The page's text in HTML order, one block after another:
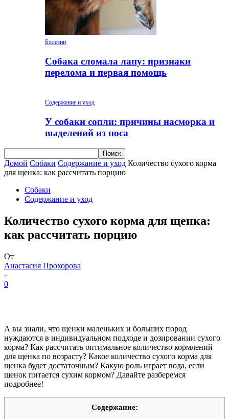
Болезни
Собака сломала лапу: признаки
перелома и первая помощь
Содержание и уход
У собаки сопли: причины насморка и
выделений из носа
Домой Собаки Содержание и уход Количество сухого корма
для щенка: как рассчитать порцию
Собаки
Содержание и уход
Количество сухого корма для щенка:
как рассчитать порцию
От
Анастасия Прохорова
-
0
А вы знали, что щенки маленьких и больших пород
нуждаются в индивидуальном подходе и дозировании сухого
корма? Как рассчитать оптимальное количество кормлений
для щенка по возрасту? Какое количество сухого корма для
щенка будет достаточным? Какую роль играет вода, если
щенок питается сухим кормом? Давайте разберемся
подробнее!
Содержание: